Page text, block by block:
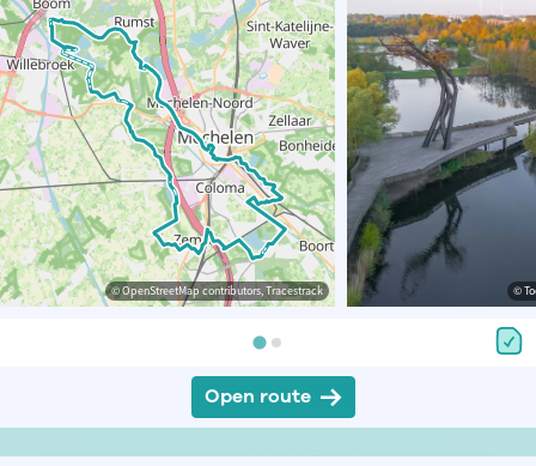
© OpenStreetMap contributors, Tracestrack ©
Open route